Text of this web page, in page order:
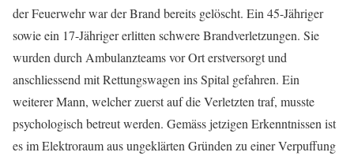
der Feuerwehr war der Brand bereits gelöscht. Ein 45-Jähriger
sowie ein 17-Jähriger erlitten schwere Brandverletzungen. Sie
wurden durch Ambulanzteams vor Ort erstversorgt und
anschliessend mit Rettungswagen ins Spital gefahren. Ein
weiterer Mann, welcher zuerst auf die Verletzten traf, musste
psychologisch betreut werden. Gemäss jetzigen Erkenntnissen ist
es im Elektroraum aus ungeklärten Gründen zu einer Verpuffung